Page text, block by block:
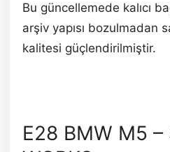
Bu güncellemede kalıcı
arşiv yapısı bozulmadan
kalitesi güçlendirilmiştir.
E28 BMW M5 –